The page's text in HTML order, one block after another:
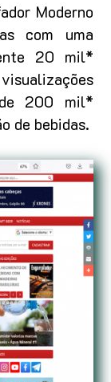
Moderno
com uma
20 mil*
200 mil*
de bebidas.